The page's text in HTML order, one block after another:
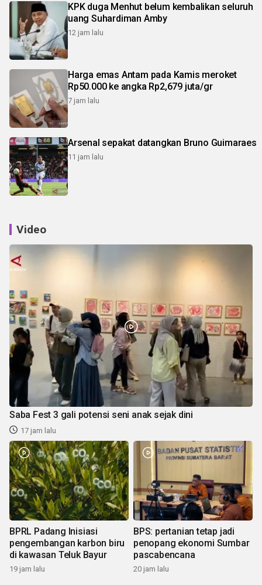
KPK duga Menhut belum kembalikan seluruh
uang Suhardiman Amby
12 jam lalu
Harga emas Antam pada Kamis meroket
Rp50.000 ke angka Rp2,679 juta/gr
7 jam lalu
Arsenal sepakat datangkan Bruno Guimaraes
11 jam lalu
Video
Saba Fest 3 gali potensi seni anak sejak dini
17 jam lalu
BPRL Padang Inisiasi
pengembangan karbon biru
di kawasan Teluk Bayur
19 jam lalu
BPS: pertanian tetap jadi
penopang ekonomi Sumbar
pascabencana
20 jam lalu